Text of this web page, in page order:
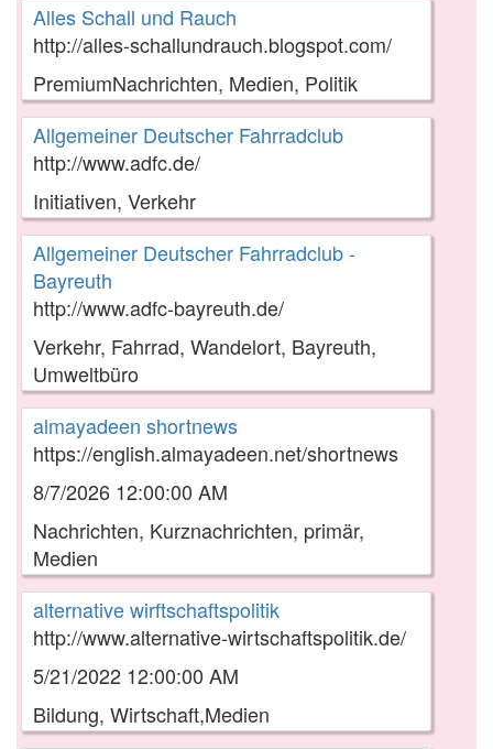
Alles Schall und Rauch
http://alles-schallundrauch.blogspot.com/
PremiumNachrichten, Medien, Politik
Allgemeiner Deutscher Fahrradclub
http://www.adfc.de/
Initiativen, Verkehr
Allgemeiner Deutscher Fahrradclub -
Bayreuth
http://www.adfc-bayreuth.de/
Verkehr, Fahrrad, Wandelort, Bayreuth,
Umweltbüro
almayadeen shortnews
https://english.almayadeen.net/shortnews
8/7/2026 12:00:00 AM
Nachrichten, Kurznachrichten, primär,
Medien
alternative wirftschaftspolitik
http://www.alternative-wirtschaftspolitik.de/
5/21/2022 12:00:00 AM
Bildung, Wirtschaft,Medien